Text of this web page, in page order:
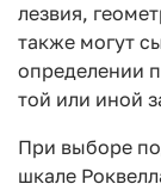
лезвия,
также могут
определении
той или иной
При выборе
шкале